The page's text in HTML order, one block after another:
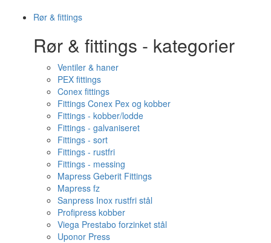
Rør & fittings
Rør & fittings - kategorier
Ventiler & haner
PEX fittings
Conex fittings
Fittings Conex Pex og kobber
Fittings - kobber/lodde
Fittings - galvaniseret
Fittings - sort
Fittings - rustfri
Fittings - messing
Mapress Geberit Fittings
Mapress fz
Sanpress Inox rustfri stål
Profipress kobber
Viega Prestabo forzinket stål
Uponor Press